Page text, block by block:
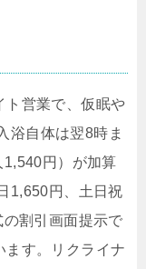
ト営業で、仮眠や
浴自体は翌8時ま
円）が加算
1,650円、土日祝
割引画面提示で
ます。リクライナ